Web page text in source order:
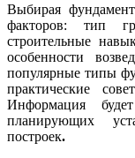
Выбирая
факторов: тип
строительные
особенности
популярные типы
практические
Информация
планирующих
построек.